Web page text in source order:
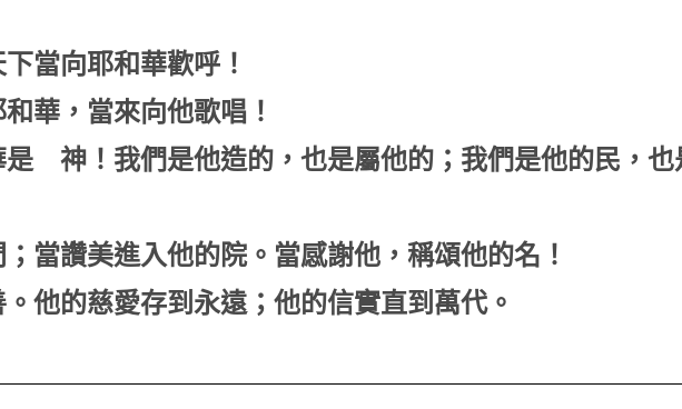
當向耶和華歡呼！
華，當來向他歌唱！
是 神！我們是他造的，也是屬他的；我們是他的民，也
當讚美進入他的院。當感謝他，稱頌他的名！
他的慈愛存到永遠；他的信實直到萬代。